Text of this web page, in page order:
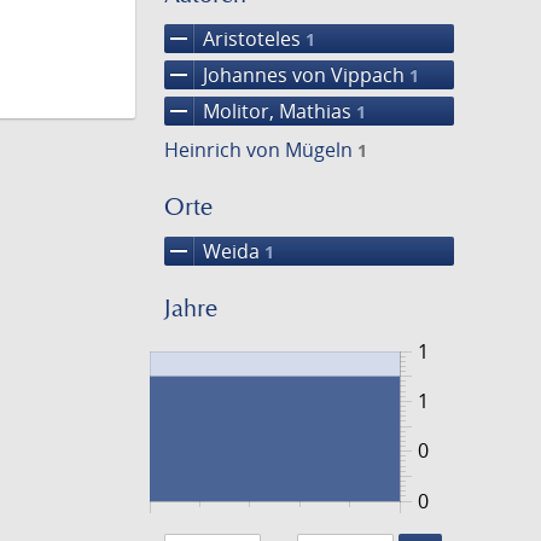
remove Aristoteles 1
remove Johannes von Vippach 1
remove Molitor, Mathias 1
Heinrich von Mügeln 1
Orte
remove Weida 1
Jahre
0
1
0
1
1463
1464